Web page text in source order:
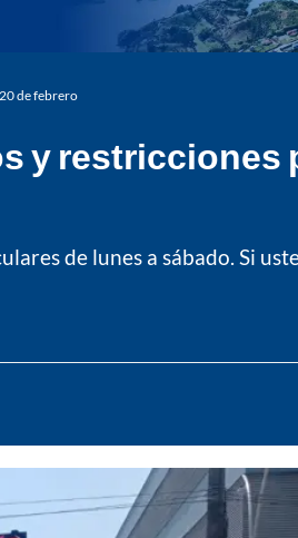
de febrero
y restricciones
de lunes a sábado. Si